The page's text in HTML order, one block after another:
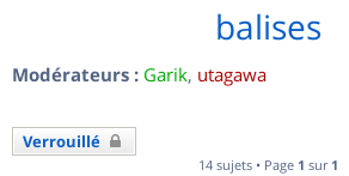
balises
Modérateurs : Garik, utagawa
Verrouillé
14 sujets • Page 1 sur 1